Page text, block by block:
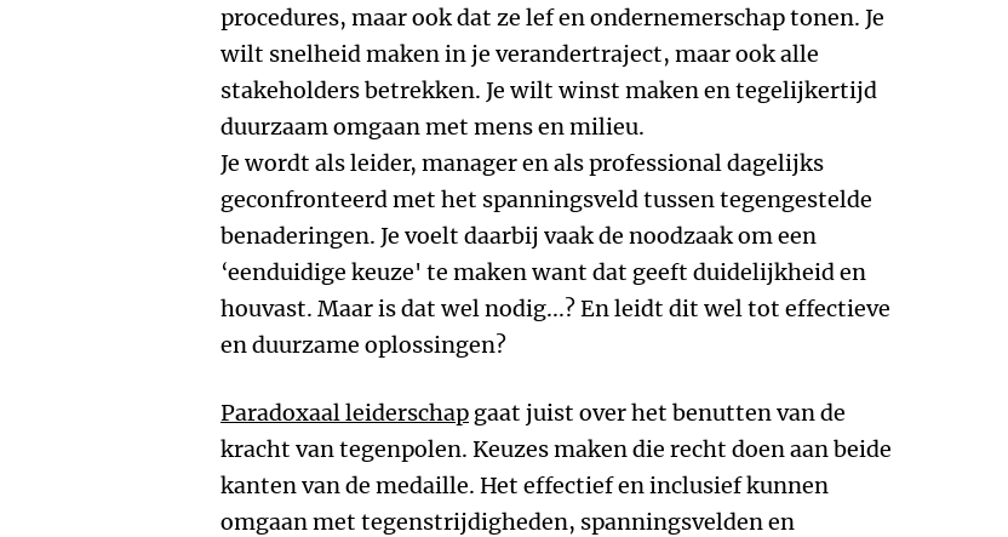
procedures, maar ook dat ze lef en ondernemerschap tonen. Je
wilt snelheid maken in je verandertraject, maar ook alle
stakeholders betrekken. Je wilt winst maken en tegelijkertijd
duurzaam omgaan met mens en milieu.
Je wordt als leider, manager en als professional dagelijks
geconfronteerd met het spanningsveld tussen tegengestelde
benaderingen. Je voelt daarbij vaak de noodzaak om een
‘eenduidige keuze' te maken want dat geeft duidelijkheid en
houvast. Maar is dat wel nodig...? En leidt dit wel tot effectieve
en duurzame oplossingen?
Paradoxaal leiderschap gaat juist over het benutten van de
kracht van tegenpolen. Keuzes maken die recht doen aan beide
kanten van de medaille. Het effectief en inclusief kunnen
omgaan met tegenstrijdigheden, spanningsvelden en